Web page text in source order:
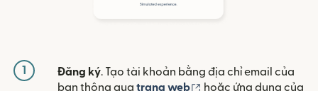
1 Đăng ký. Tạo tài khoản bằng địa chỉ email của
bạn thông qua trang web (mở trong cửa sổ mới)
hoặc ứng dụng của